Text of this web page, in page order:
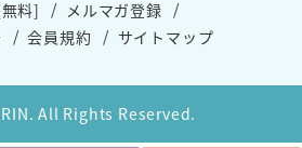
料]
メルマガ登録
会員規約 サイトマップ
All Rights Reserved.